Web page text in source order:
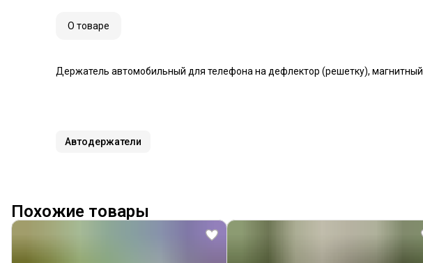
О товаре
Держатель автомобильный для телефона на дефлектор (решетку), магнитный
Автодержатели
Похожие товары